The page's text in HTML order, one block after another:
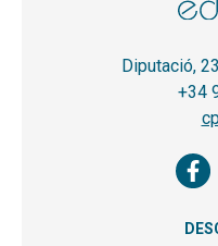
Diputació,
+34